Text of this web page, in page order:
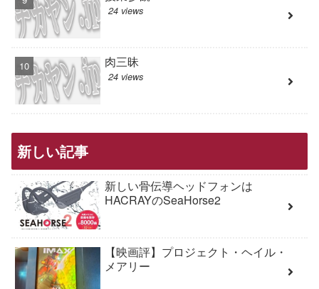
24 views
肉三昧
24 views
新しい記事
新しい骨伝導ヘッドフォンは
HACRAYのSeaHorse2
【映画評】プロジェクト・ヘイル・
メアリー